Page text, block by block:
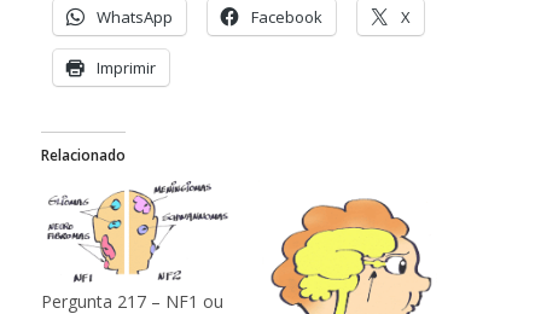
WhatsApp Facebook X
Imprimir
Relacionado
Pergunta 217 – NF1 ou